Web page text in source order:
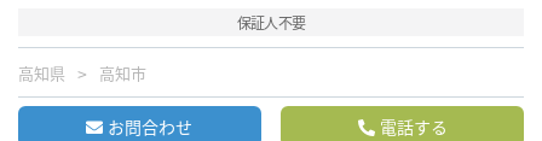
保証人不要
高知県 高知市
お問合わせ 電話する